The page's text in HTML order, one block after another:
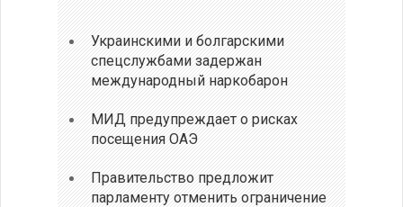
Украинскими и болгарскими
спецслужбами задержан
международный наркобарон
МИД предупреждает о рисках
посещения ОАЭ
Правительство предложит
парламенту отменить ограничение